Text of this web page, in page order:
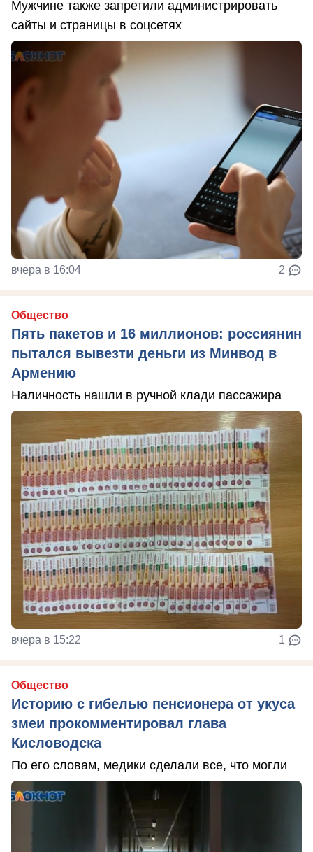
Мужчине также запретили администрировать
сайты и страницы в соцсетях
вчера в 16:04 2
Общество
Пять пакетов и 16 миллионов: россиянин
пытался вывезти деньги из Минвод в
Армению
Наличность нашли в ручной клади пассажира
вчера в 15:22 1
Общество
Историю с гибелью пенсионера от укуса
змеи прокомментировал глава
Кисловодска
По его словам, медики сделали все, что могли